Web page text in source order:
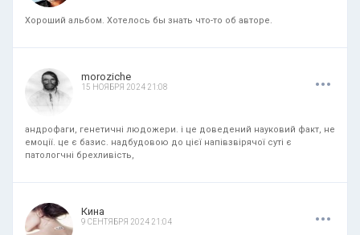
Хороший альбом. Хотелось бы знать что-то об авторе.
moroziche
15 НОЯБРЯ 2024 21:08 ...
андрофаги, генетичні людожери. і це доведений науковий факт, не
емоції. це є базис. надбудовою до цієї напівзвірячої суті є
патологчні брехливість,
Кина
9 СЕНТЯБРЯ 2024 21:04 ...